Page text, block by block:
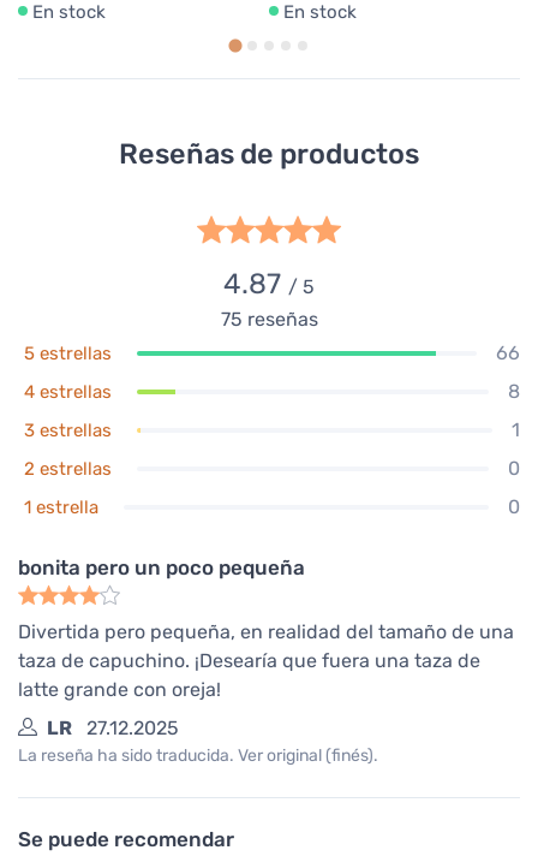
En stock En stock
Reseñas de productos
4.87 / 5
75 reseñas
5 estrellas 66
4 estrellas 8
3 estrellas 1
2 estrellas 0
1 estrella 0
bonita pero un poco pequeña
Divertida pero pequeña, en realidad del tamaño de una
taza de capuchino. ¡Desearía que fuera una taza de
latte grande con oreja!
LR
27.12.2025
La reseña ha sido traducida. Ver original (finés).
Se puede recomendar